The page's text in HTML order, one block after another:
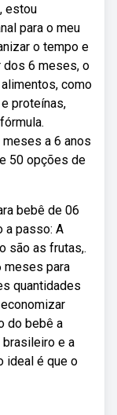
estou
para o meu
o tempo e
dos 6 meses, o
como
proteínas,
a 6 anos
50 opções de
bebê de 06
a passo: A
são as frutas,.
meses para
quantidades
do bebê a
e a
ideal é que o